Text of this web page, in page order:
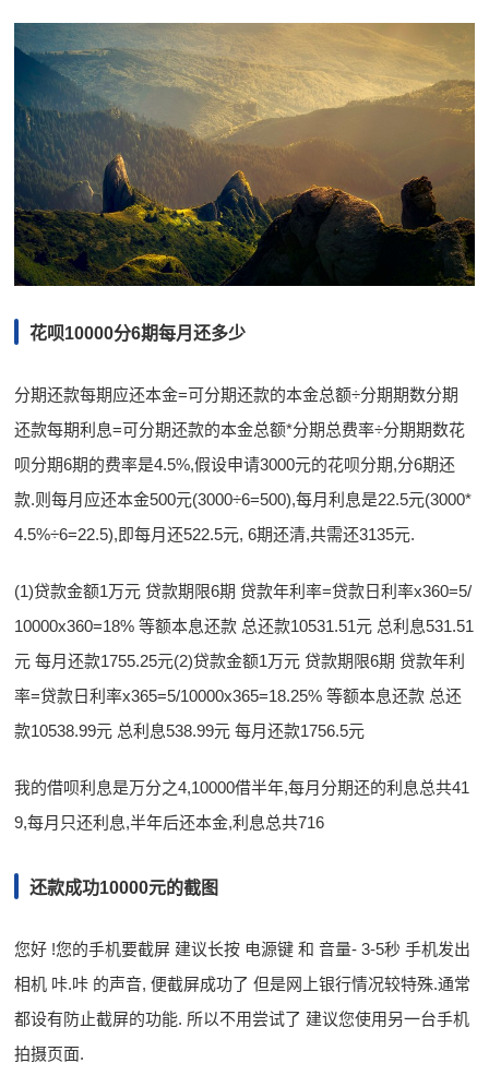
花呗10000分6期每月还多少
分期还款每期应还本金=可分期还款的本金总额÷分期期数分期
还款每期利息=可分期还款的本金总额*分期总费率÷分期期数花
呗分期6期的费率是4.5%,假设申请3000元的花呗分期,分6期还
款.则每月应还本金500元(3000÷6=500),每月利息是22.5元(3000*
4.5%÷6=22.5),即每月还522.5元, 6期还清,共需还3135元.
(1)贷款金额1万元 贷款期限6期 贷款年利率=贷款日利率x360=5/
10000x360=18% 等额本息还款 总还款10531.51元 总利息531.51
元 每月还款1755.25元(2)贷款金额1万元 贷款期限6期 贷款年利
率=贷款日利率x365=5/10000x365=18.25% 等额本息还款 总还
款10538.99元 总利息538.99元 每月还款1756.5元
我的借呗利息是万分之4,10000借半年,每月分期还的利息总共41
9,每月只还利息,半年后还本金,利息总共716
还款成功10000元的截图
您好 !您的手机要截屏 建议长按 电源键 和 音量- 3-5秒 手机发出
相机 咔.咔 的声音, 便截屏成功了 但是网上银行情况较特殊.通常
都设有防止截屏的功能. 所以不用尝试了 建议您使用另一台手机
拍摄页面.